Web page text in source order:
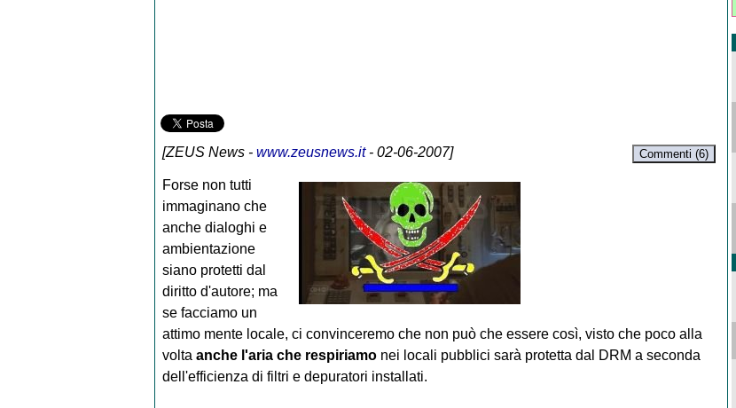
[ZEUS News- www.zeusnews.it- 02-06-2007] Commenti (6)
Forse non tutti
immaginano che
anche dialoghi e
ambientazione
siano protetti dal
diritto d'autore; ma
se facciamo un
attimo mente locale, ci convinceremo che non può che essere così, visto che poco alla
volta anche l'aria che respiriamonei locali pubblici sarà protetta dal DRM a seconda
dell'efficienza di filtri e depuratori installati.